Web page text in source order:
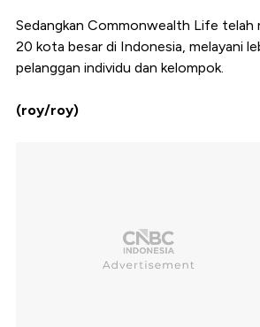
Sedangkan Commonwealth Life telah
20 kota besar di Indonesia, melayani
pelanggan individu dan kelompok.
(roy/roy)